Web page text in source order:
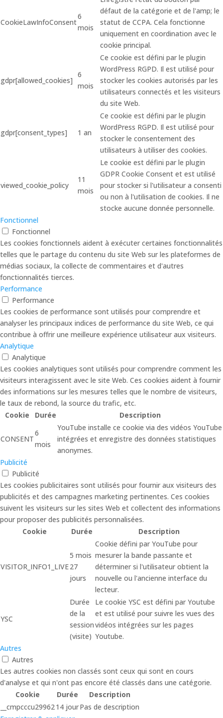
CookieLawInfoConsent
6
mois
défaut de la catégorie et de l'amp; le
statut de CCPA. Cela fonctionne
uniquement en coordination avec le
cookie principal.
gdpr[allowed_cookies]
6
mois
Ce cookie est défini par le plugin
WordPress RGPD. Il est utilisé pour
stocker les cookies autorisés par les
utilisateurs connectés et les visiteurs
du site Web.
gdpr[consent_types] 1 an
Ce cookie est défini par le plugin
WordPress RGPD. Il est utilisé pour
stocker le consentement des
utilisateurs à utiliser des cookies.
viewed_cookie_policy
11
mois
Le cookie est défini par le plugin
GDPR Cookie Consent et est utilisé
pour stocker si l'utilisateur a consenti
ou non à l'utilisation de cookies. Il ne
stocke aucune donnée personnelle.
Fonctionnel
Fonctionnel
Les cookies fonctionnels aident à exécuter certaines fonctionnalités
telles que le partage du contenu du site Web sur les plateformes de
médias sociaux, la collecte de commentaires et d'autres
fonctionnalités tierces.
Performance
Performance
Les cookies de performance sont utilisés pour comprendre et
analyser les principaux indices de performance du site Web, ce qui
contribue à offrir une meilleure expérience utilisateur aux visiteurs.
Analytique
Analytique
Les cookies analytiques sont utilisés pour comprendre comment les
visiteurs interagissent avec le site Web. Ces cookies aident à fournir
des informations sur les mesures telles que le nombre de visiteurs,
le taux de rebond, la source du trafic, etc.
Cookie
Durée Description
CONSENT
6
mois
YouTube installe ce cookie via des vidéos YouTube
intégrées et enregistre des données statistiques
anonymes.
Publicité
Publicité
Les cookies publicitaires sont utilisés pour fournir aux visiteurs des
publicités et des campagnes marketing pertinentes. Ces cookies
suivent les visiteurs sur les sites Web et collectent des informations
pour proposer des publicités personnalisées.
Cookie
Durée Description
VISITOR_INFO1_LIVE
5 mois
27
jours
Cookie défini par YouTube pour
mesurer la bande passante et
déterminer si l'utilisateur obtient la
nouvelle ou l'ancienne interface du
lecteur.
YSC
Durée
de la
session
(visite)
Le cookie YSC est défini par Youtube
et est utilisé pour suivre les vues des
vidéos intégrées sur les pages
Youtube.
Autres
Autres
Les autres cookies non classés sont ceux qui sont en cours
d'analyse et qui n'ont pas encore été classés dans une catégorie.
Cookie
Durée
Description
__cmpcccu2996214 jourPas de description